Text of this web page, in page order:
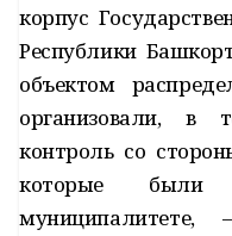
корпус
Республики
объектом
организовали, в
контроль со
которые
муниципалитете,